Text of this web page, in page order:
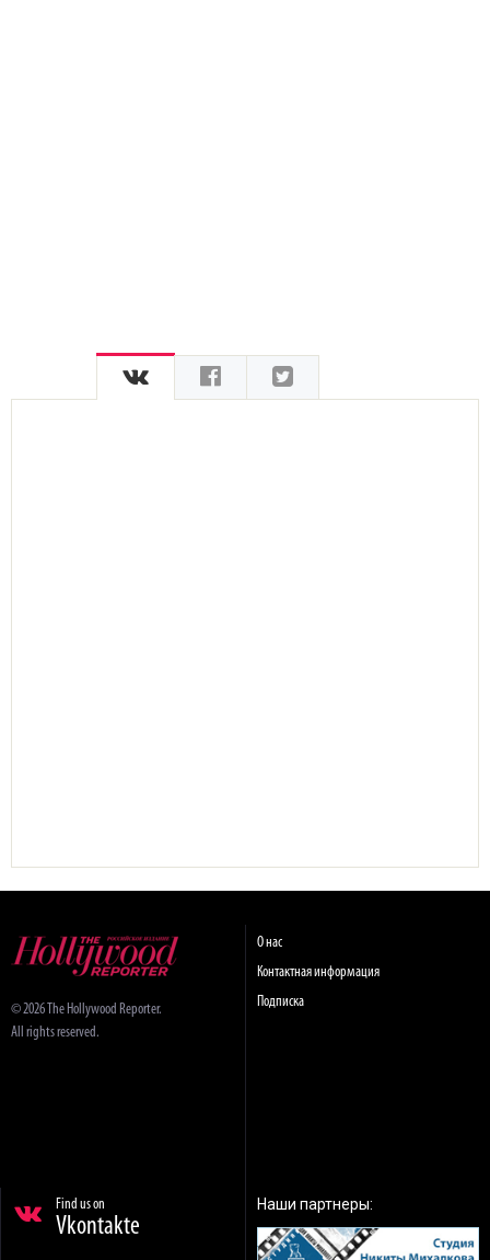
© 2026 The Hollywood Reporter.
All rights reserved.
О нас
Контактная информация
Подписка
Find us on
Vkontakte
Наши партнеры: